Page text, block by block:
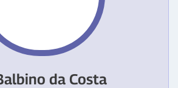
da Costa